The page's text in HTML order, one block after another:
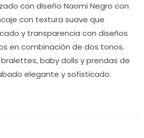
con diseño Naomi Negro con
con textura suave que
y transparencia con diseños
en combinación de dos tonos.
baby dolls y prendas de
elegante y sofisticado.